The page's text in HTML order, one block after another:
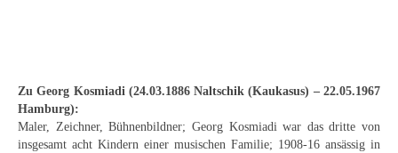
Weitere
Expressiver Realismus
Zu Georg Kosmiadi (24.03.1886 Naltschik (Kaukasus) – 22.05.1967
Hamburg):
Maler, Zeichner, Bühnenbildner; Georg Kosmiadi war das dritte von
insgesamt acht Kindern einer musischen Familie; 1908-16 ansässig in